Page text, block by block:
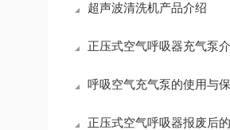
超声波清洗机产品介绍
正压式空气呼吸器充气泵
呼吸空气充气泵的使用与
正压式空气呼吸器报废后的处理方法